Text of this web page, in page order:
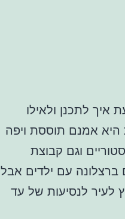
איך לתכנן ולאילו
היא אמנם תוססת ויפה
וגם קבוצת
עם ילדים אבל
לעיר לנסיעות של עד